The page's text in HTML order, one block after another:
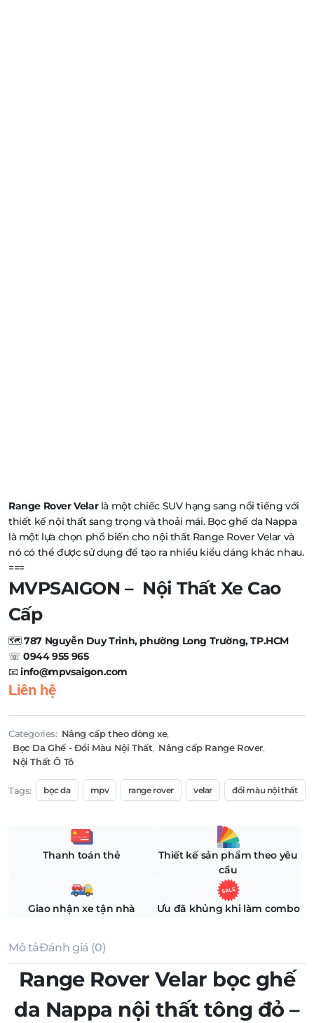
Range Rover Velarlà một chiếc SUV hạng sang nổi tiếng với
thiết kế nội thất sang trọng và thoải mái. Bọc ghế da Nappa
là một lựa chọn phổ biến cho nội thất Range Rover Velar và
nó có thể được sử dụng để tạo ra nhiều kiểu dáng khác nhau.
===
MVPSAIGON – Nội Thất Xe Cao
Cấp
🗺️787 Nguyễn Duy Trinh, phường Long Trường, TP.HCM
☏0944 955 965
📧info@mpvsaigon.com
Liên hệ
Categories: Nâng cấp theo dòng xe,
Bọc Da Ghế - Đổi Màu Nội Thất, Nâng cấp Range Rover,
Nội Thất Ô Tô
Tags: bọc da mpv range rover velar đổi màu nội thất
Thanh toán thẻ
Thiết kế sản phẩm theo yêu
cầu
Giao nhận xe tận nhà Ưu đã khủng khi làm combo
Mô tảĐánh giá (0)
Range Rover Velar bọc ghế
da Nappa nội thất tông đỏ –